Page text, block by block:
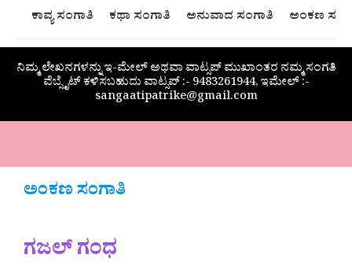
ಕಾವ್ಯ ಸಂಗಾತಿ ಕಥಾ ಸಂಗಾತಿ ಅನುವಾದ ಸಂಗಾತಿ ಅಂಕಣ
ನಿಮ್ಮ ಲೇಖನಗಳನ್ನು ಇ-ಮೇಲ್ ಅಥವಾ ವಾಟ್ಸಪ್ ಮುಖಾಂತರ ನಮ್ಮ ಸಂಗತಿ
ವೆಬ್ಸೈಟ್ ಕಳಿಸಬಹುದು ವಾಟ್ಸಪ್‌ :- 9483261944, ಇಮೇಲ್ :-
sangaatipatrike@gmail.com
ಅಂಕಣ ಸಂಗಾತಿ
ಗಜಲ್‌ ಗಂಧ